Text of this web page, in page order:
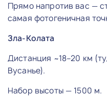
Прямо напротив вас —
самая фотогеничная
Зла-Колата
Дистанция ~18–20 км
Вусанье).
Набор высоты — 1500 м.